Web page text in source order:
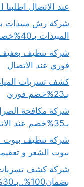
عند الاتصال اطلبنا
المبيدات بـ40%خصم خاص للمنازل والشقق والفلل
فوري عند الاتصال
بـ23%خصم فوري
شركة مكافحة
بـ35%خصم عند الاتصال للقضاء على الصراصير
بيوت الشعر و تعقيمها 100% اتصل بنا
شركة كشف تسربات
بضمان100%..بـ30%خصم فوري